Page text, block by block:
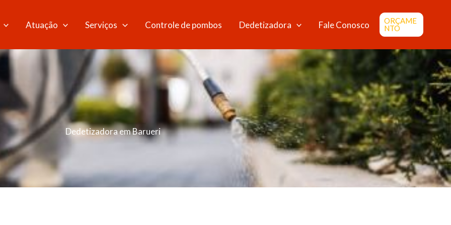
Atuação Serviços Controle de pombos Dedetizadora Fale Conosco
ORÇAME
NTO
Dedetizadora em Barueri